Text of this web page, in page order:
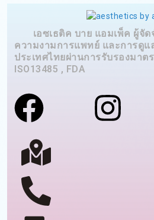
เอซเธติค บาย แอมเพ็ค ผู้จั
ความงามการแพทย์ และการดู
ประเทศไทยผ่านการรับรองมาต
ISO13485 , FDA